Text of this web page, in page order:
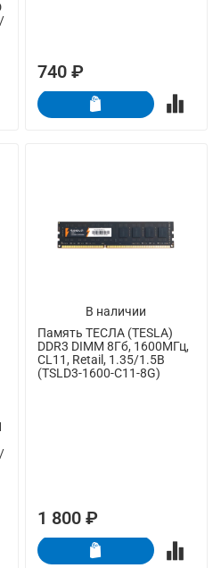
740 ₽
В наличии
Память ТЕСЛА (TESLA)
DDR3 DIMM 8Гб, 1600МГц,
CL11, Retail, 1.35/1.5В
(TSLD3-1600-C11-8G)
1 800 ₽